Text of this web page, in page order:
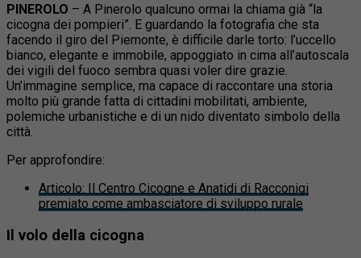
PINEROLO – A Pinerolo qualcuno ormai la chiama già “la
cicogna dei pompieri”. E guardando la fotografia che sta
facendo il giro del Piemonte, è difficile darle torto: l’uccello
bianco, elegante e immobile, appoggiato in cima all’autoscala
dei vigili del fuoco sembra quasi voler dire grazie.
Un’immagine semplice, ma capace di raccontare una storia
molto più grande fatta di cittadini mobilitati, ambiente,
polemiche urbanistiche e di un nido diventato simbolo della
città.
Per approfondire:
Articolo: Il Centro Cicogne e Anatidi di Racconigi
premiato come ambasciatore di sviluppo rurale
Il volo della cicogna